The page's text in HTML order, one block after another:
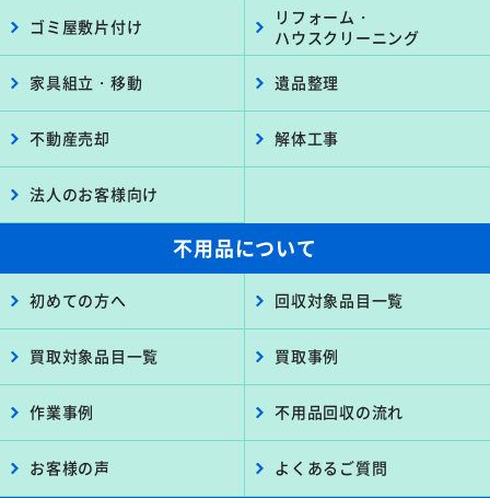
ゴミ屋敷片付け
リフォーム・
ハウスクリーニング
家具組立・移動 遺品整理
不動産売却 解体工事
法人のお客様向け
不用品について
初めての方へ 回収対象品目一覧
買取対象品目一覧 買取事例
作業事例 不用品回収の流れ
お客様の声 よくあるご質問